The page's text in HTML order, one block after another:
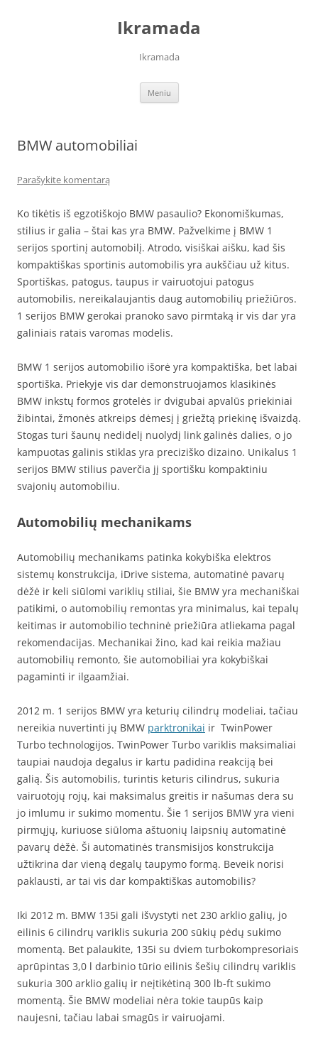
Ikramada
Ikramada
Meniu
BMW automobiliai
Parašykite komentarą
Ko tikėtis iš egzotiškojo BMW pasaulio? Ekonomiškumas,
stilius ir galia – štai kas yra BMW. Pažvelkime į BMW 1
serijos sportinį automobilį. Atrodo, visiškai aišku, kad šis
kompaktiškas sportinis automobilis yra aukščiau už kitus.
Sportiškas, patogus, taupus ir vairuotojui patogus
automobilis, nereikalaujantis daug automobilių priežiūros.
1 serijos BMW gerokai pranoko savo pirmtaką ir vis dar yra
galiniais ratais varomas modelis.
BMW 1 serijos automobilio išorė yra kompaktiška, bet labai
sportiška. Priekyje vis dar demonstruojamos klasikinės
BMW inkstų formos grotelės ir dvigubai apvalūs priekiniai
žibintai, žmonės atkreips dėmesį į griežtą priekinę išvaizdą.
Stogas turi šaunų nedidelį nuolydį link galinės dalies, o jo
kampuotas galinis stiklas yra preciziško dizaino. Unikalus 1
serijos BMW stilius paverčia jį sportišku kompaktiniu
svajonių automobiliu.
Automobilių mechanikams
Automobilių mechanikams patinka kokybiška elektros
sistemų konstrukcija, iDrive sistema, automatinė pavarų
dėžė ir keli siūlomi variklių stiliai, šie BMW yra mechaniškai
patikimi, o automobilių remontas yra minimalus, kai tepalų
keitimas ir automobilio techninė priežiūra atliekama pagal
rekomendacijas. Mechanikai žino, kad kai reikia mažiau
automobilių remonto, šie automobiliai yra kokybiškai
pagaminti ir ilgaamžiai.
2012 m. 1 serijos BMW yra keturių cilindrų modeliai, tačiau
nereikia nuvertinti jų BMW parktronikai ir TwinPower
Turbo technologijos. TwinPower Turbo variklis maksimaliai
taupiai naudoja degalus ir kartu padidina reakciją bei
galią. Šis automobilis, turintis keturis cilindrus, sukuria
vairuotojų rojų, kai maksimalus greitis ir našumas dera su
jo imlumu ir sukimo momentu. Šie 1 serijos BMW yra vieni
pirmųjų, kuriuose siūloma aštuonių laipsnių automatinė
pavarų dėžė. Ši automatinės transmisijos konstrukcija
užtikrina dar vieną degalų taupymo formą. Beveik norisi
paklausti, ar tai vis dar kompaktiškas automobilis?
Iki 2012 m. BMW 135i gali išvystyti net 230 arklio galių, jo
eilinis 6 cilindrų variklis sukuria 200 sūkių pėdų sukimo
momentą. Bet palaukite, 135i su dviem turbokompresoriais
aprūpintas 3,0 l darbinio tūrio eilinis šešių cilindrų variklis
sukuria 300 arklio galių ir neįtikėtiną 300 lb-ft sukimo
momentą. Šie BMW modeliai nėra tokie taupūs kaip
naujesni, tačiau labai smagūs ir vairuojami.